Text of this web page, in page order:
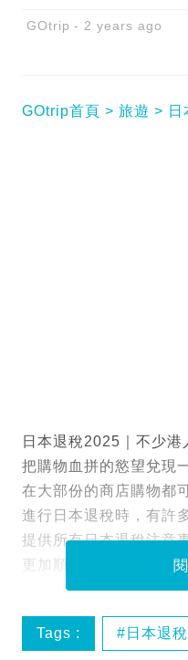
GOtrip 2 years ago
GOtrip首頁 旅遊 日
日本退稅2025｜不少港
把購物血拼的慾望兌現
在大部份的商店購物都
進行日本退稅時，有許
提供所有日本退稅注意
更加順利。
Tags : 日本退稅